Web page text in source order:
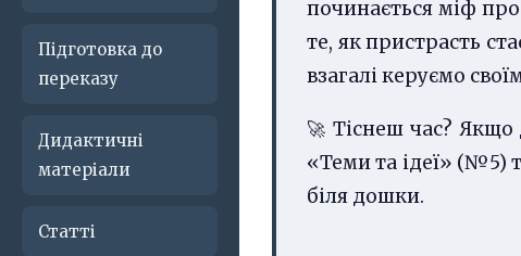
Підготовка до
переказу
Дидактичні
матеріали
Статті
починається міф
те, як пристрасть
взагалі керуємо
🚀 Тіснеш час?
«Теми та ідеї» (№5)
біля дошки.